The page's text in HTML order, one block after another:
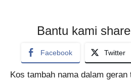
Bantu kami
Facebook Twitter
Kos tambah nama dalam geran